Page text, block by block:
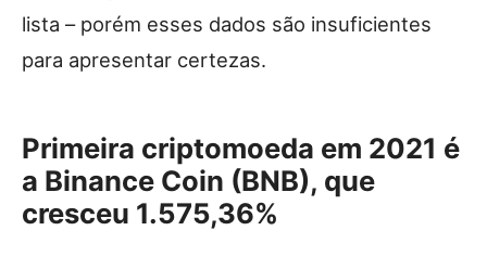
lista – porém esses dados são insuficientes
para apresentar certezas.
Primeira criptomoeda em 2021 é
a Binance Coin (BNB), que
cresceu 1.575,36%